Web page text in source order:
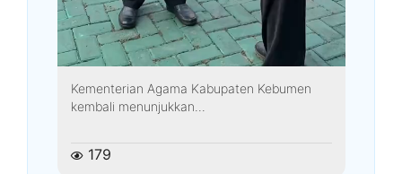
Kementerian Agama Kabupaten Kebumen
kembali menunjukkan...
179